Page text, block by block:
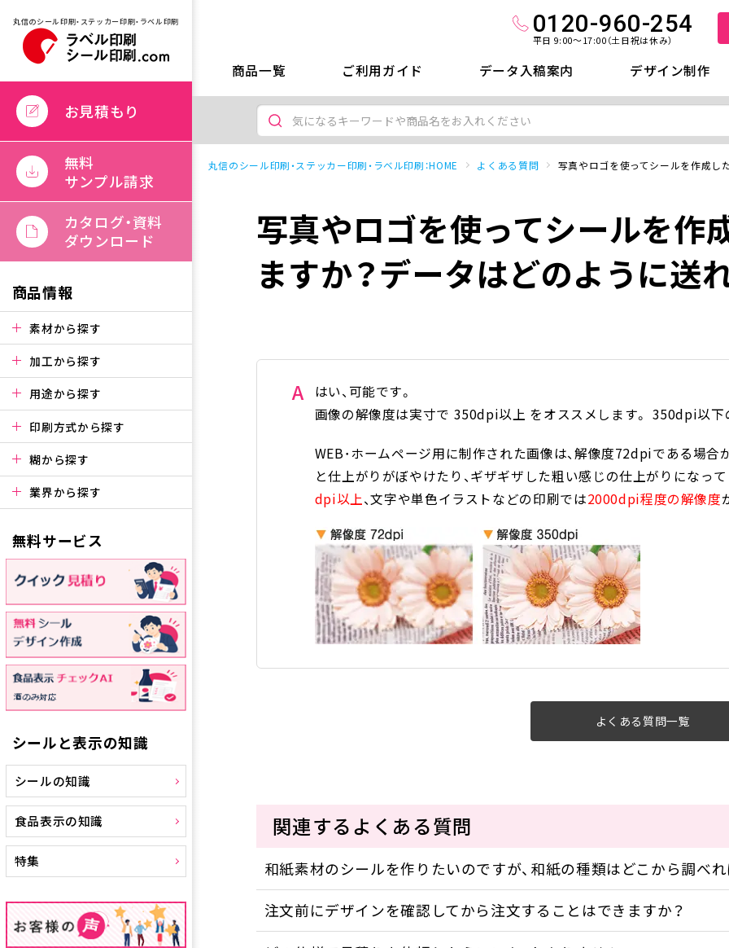
丸信のシール印刷・ステッカー印刷・ラベル印刷 0120-960-254
平日 9:00～17:00（土日祝は休み）
商品一覧 ご利用ガイド データ入稿案内 デザイン制作
お見積もり
無料
サンプル請求
カタログ・資料
ダウンロード
商品情報
素材から探す
加工から探す
用途から探す
印刷方式から探す
糊から探す
業界から探す
無料サービス
シールと表示の知識
シールの知識
食品表示の知識
特集
丸信のシール印刷・ステッカー印刷・ラベル印刷：HOME よくある質問 写真やロゴを使ってシールを作成し
写真やロゴを使ってシールを作
ますか？データはどのように送
A
はい、可能です。
画像の解像度は実寸で 350dpi以上 をオススメします。 350dpi以下
WEB･ホームページ用に制作された画像は、解像度72dpiである場
と仕上がりがぼやけたり、ギザギザした粗い感じの仕上がりになっ
dpi以上、文字や単色イラストなどの印刷では2000dpi程度の解像度
よくある質問一覧
関連するよくある質問
和紙素材のシールを作りたいのですが、和紙の種類はどこから調べ
注文前にデザインを確認してから注文することはできますか？